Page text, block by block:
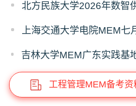
上海交通大学电院MEM七
工程管理MEM备考